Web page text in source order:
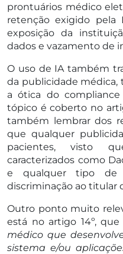
prontuários médico
retenção exigido pela
exposição da
dados e vazamento de
O uso de IA também
da publicidade médica,
a ótica do
tópico é coberto no
também lembrar dos
que qualquer
pacientes, visto
caracterizados como
e qualquer tipo de
discriminação ao titular
Outro ponto muito
está no artigo 14º, que
médico que
sistema e/ou